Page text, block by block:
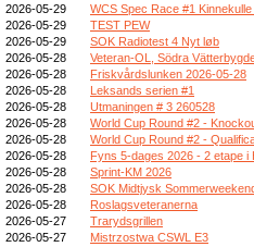
2026-05-29
WCS Spec Race #1 Kinnekulle
2026-05-29
TEST PEW
2026-05-29
SOK Radiotest 4 Nyt løb
2026-05-28
Veteran-OL, Södra
2026-05-28
Friskvårdslunken 2026-05-28
2026-05-28
Leksands serien #1
2026-05-28
Utmaningen # 3 260528
2026-05-28
World Cup Round #2 -
2026-05-28
World Cup Round #2 -
2026-05-28
Fyns 5-dages 2026 - 2 etape i
2026-05-28
Sprint-KM 2026
2026-05-28
SOK Midtjysk
2026-05-28
Roslagsveteranerna
2026-05-27
Trarydsgrillen
2026-05-27
Mistrzostwa CSWL E3